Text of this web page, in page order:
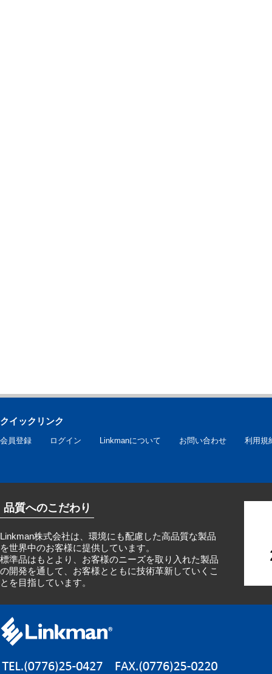
クイックリンク
会員登録 ログイン Linkmanについて お問い合わせ 利用規
品質へのこだわり
Linkman株式会社は、環境にも配慮した高品質な製品
を世界中のお客様に提供しています。
標準品はもとより、お客様のニーズを取り入れた製品
の開発を通して、お客様とともに技術革新していくこ
とを目指しています。